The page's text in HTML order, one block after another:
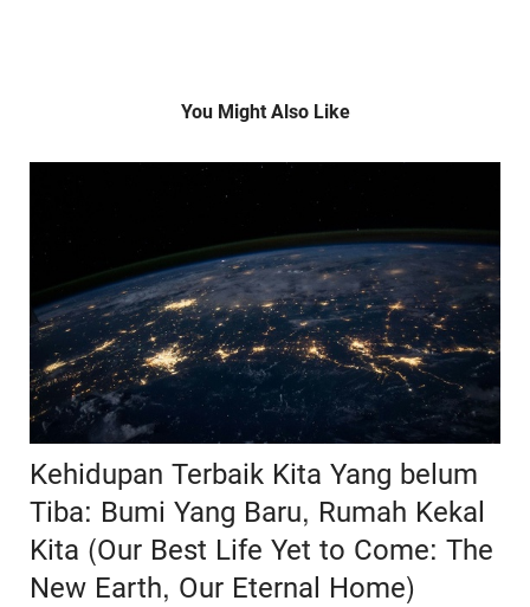
You Might Also Like
Kehidupan Terbaik Kita Yang belum
Tiba: Bumi Yang Baru, Rumah Kekal
Kita (Our Best Life Yet to Come: The
New Earth, Our Eternal Home)